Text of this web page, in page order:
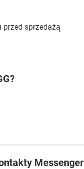
przed sprzedażą
Messenger